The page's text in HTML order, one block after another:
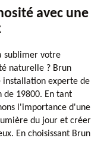
avec une
sublimer votre
naturelle ? Brun
installation experte de
de 19800. En tant
l'importance d'une
du jour et créer
En choisissant Brun